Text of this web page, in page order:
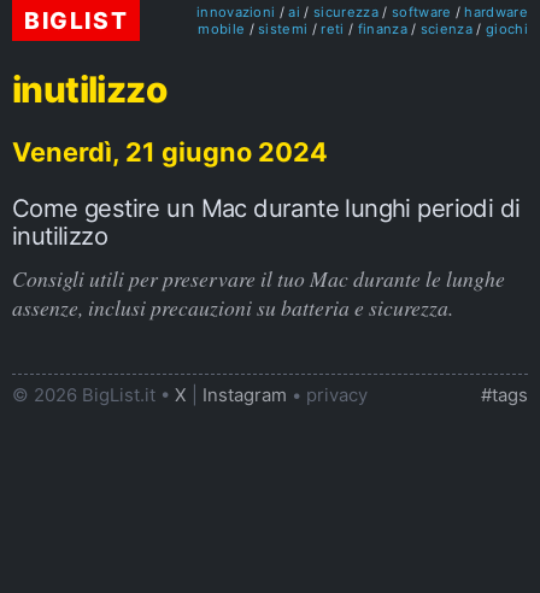
BIGLIST innovazioni ai sicurezza software
hardware
mobile
sistemi reti finanza scienza giochi
inutilizzo
Venerdì, 21 giugno 2024
Come gestire un Mac durante lunghi periodi di
inutilizzo
Consigli utili per preservare il tuo Mac durante le lunghe
assenze, inclusi precauzioni su batteria e sicurezza.
© 2026 BigList.it • X Instagram • privacy #tags